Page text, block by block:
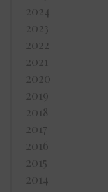
2024
2023
2022
2021
2020
2019
2018
2017
2016
2015
2014